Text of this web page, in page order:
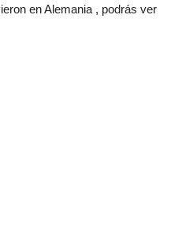
en Alemania , podrás ver